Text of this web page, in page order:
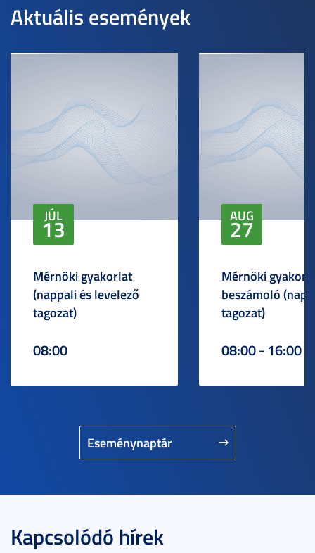
Aktuális események
Eseménynaptár
JÚL
13
Mérnöki gyakorlat
(nappali és levelező
tagozat)
08:00
AUG
27
Mérnöki
beszámoló
tagozat)
08:00 - 16:00
Kapcsolódó hírek